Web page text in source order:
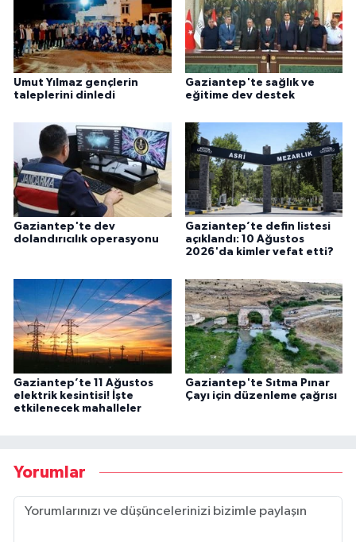
Umut Yılmaz gençlerin
taleplerini dinledi
Gaziantep'te sağlık ve
eğitime dev destek
Gaziantep'te dev
dolandırıcılık operasyonu
Gaziantep’te defin listesi
açıklandı: 10 Ağustos
2026'da kimler vefat etti?
Gaziantep’te 11 Ağustos
elektrik kesintisi! İşte
etkilenecek mahalleler
Gaziantep'te Sıtma Pınar
Çayı için düzenleme çağrısı
Yorumlar